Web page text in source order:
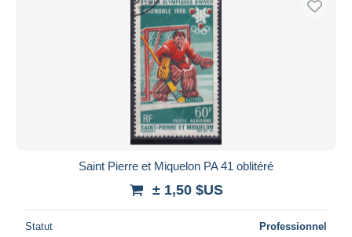
Saint Pierre et Miquelon PA 41 oblitéré
± 1,50 $US
Statut Professionnel